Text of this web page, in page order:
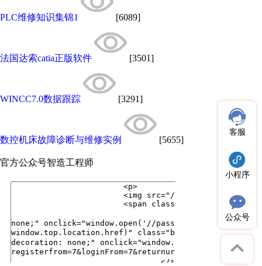
PLC维修知识集锦1 [6089]
法国达索catia正版软件 [3501]
WINCC7.0数据跟踪 [3291]
数控机床故障诊断与维修实例 [5655]
官方公众号智造工程师
客服
小程序
公众号